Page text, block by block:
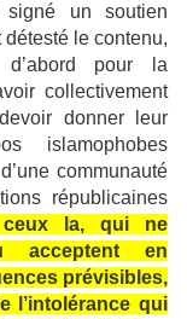
signé un soutien
le contenu,
pour la
collectivement
donner leur
islamophobes
communauté
républicaines
ceux la, qui ne
acceptent en
prévisibles,
l’intolérance qui